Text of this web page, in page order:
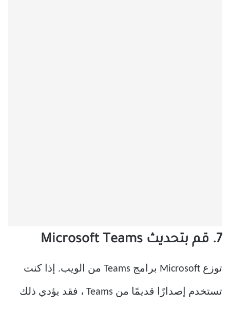
7. قم بتحديث Microsoft Teams
توزع Microsoft برامج Teams من الويب. إذا كنت
تستخدم إصدارًا قديمًا من Teams ، فقد يؤدي ذلك